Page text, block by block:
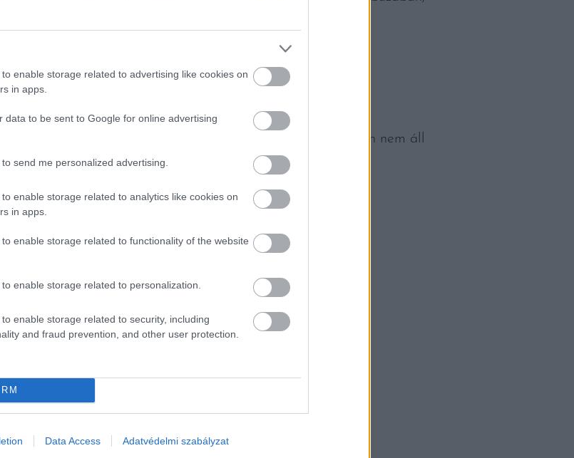
enable storage related to advertising like cookies on
in apps.
data to be sent to Google for online advertising
send me personalized advertising.
enable storage related to analytics like cookies on
in apps.
enable storage related to functionality of the website
enable storage related to personalization.
enable storage related to security, including
and fraud prevention, and other user protection.
Data Access Adatvédelmi szabályzat
és -gyümölcsök is egészséges opciók, ha éppen nem áll
Praktikusak, hiszen előfőzöttek, így időt spórolhatunk
viszont, ami nem tartalmaz hozzáadott cukrot, sót.